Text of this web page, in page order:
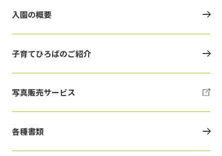
入園の概要
子育てひろばのご紹介
写真販売サービス
各種書類